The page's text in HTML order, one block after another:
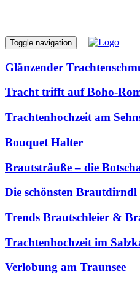
Toggle navigation
Glänzender
Tracht trifft auf Boho-
Trachtenhochzeit am
Bouquet Halter
Brautsträuße – die
Die schönsten Brautdirndl
Trends Brautschleier &
Trachtenhochzeit im
Verlobung am Traunsee